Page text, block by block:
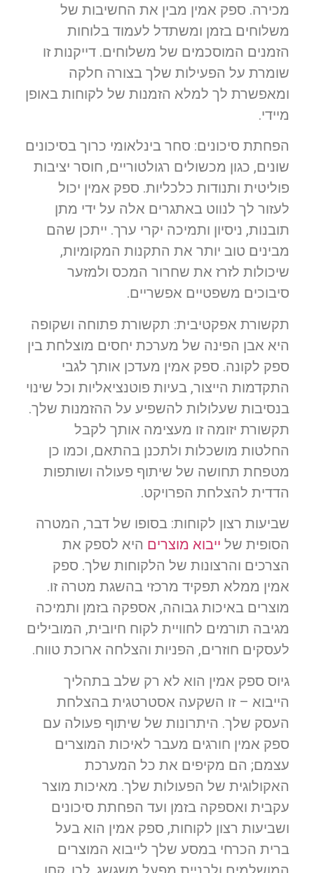
מכירה. ספק אמין מבין את החשיבות של
משלוחים בזמן ומשתדל לעמוד בלוחות
הזמנים המוסכמים של משלוחים. דייקנות זו
שומרת על הפעילות שלך בצורה חלקה
ומאפשרת לך למלא הזמנות של לקוחות באופן
מיידי.
הפחתת סיכונים: סחר בינלאומי כרוך בסיכונים
שונים, כגון מכשולים רגולטוריים, חוסר יציבות
פוליטית ותנודות כלכליות. ספק אמין יכול
לעזור לך לנווט באתגרים אלה על ידי מתן
תובנות, ניסיון ותמיכה יקרי ערך. ייתכן שהם
מבינים טוב יותר את התקנות המקומיות,
שיכולות לזרז את שחרור המכס ולמזער
סיבוכים משפטיים אפשריים.
תקשורת אפקטיבית: תקשורת פתוחה ושקופה
היא אבן הפינה של מערכת יחסים מוצלחת בין
ספק לקונה. ספק אמין מעדכן אותך לגבי
התקדמות הייצור, בעיות פוטנציאליות וכל שינוי
בנסיבות שעלולות להשפיע על ההזמנות שלך.
תקשורת יזומה זו מעצימה אותך לקבל
החלטות מושכלות ולתכנן בהתאם, וכמו כן
מטפחת תחושה של שיתוף פעולה ושותפות
הדדית להצלחת הפרויקט.
שביעות רצון לקוחות: בסופו של דבר, המטרה
הסופית של ייבוא מוצרים היא לספק את
הצרכים והרצונות של הלקוחות שלך. ספק
אמין ממלא תפקיד מרכזי בהשגת מטרה זו.
מוצרים באיכות גבוהה, אספקה בזמן ותמיכה
מגיבה תורמים לחוויית לקוח חיובית, המובילים
לעסקים חוזרים, הפניות והצלחה ארוכת טווח.
גיוס ספק אמין הוא לא רק שלב בתהליך
הייבוא – זו השקעה אסטרטגית בהצלחת
העסק שלך. היתרונות של שיתוף פעולה עם
ספק אמין חורגים מעבר לאיכות המוצרים
עצמם; הם מקיפים את כל המערכת
האקולוגית של הפעולות שלך. מאיכות מוצר
עקבית ואספקה בזמן ועד הפחתת סיכונים
ושביעות רצון לקוחות, ספק אמין הוא בעל
ברית הכרחי במסע שלך לייבוא המוצרים